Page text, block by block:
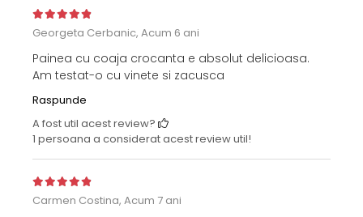
Georgeta Cerbanic, Acum 6 ani
Painea cu coaja crocanta e absolut delicioasa.
Am testat-o cu vinete si zacusca
Raspunde
A fost util acest review?
1 persoana a considerat acest review util!
Carmen Costina, Acum 7 ani